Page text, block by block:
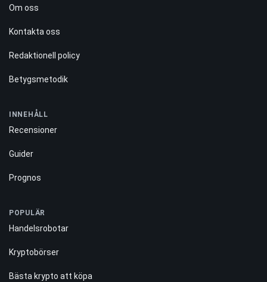
Om oss
Kontakta oss
Redaktionell policy
Betygsmetodik
INNEHÅLL
Recensioner
Guider
Prognos
POPULÄR
Handelsrobotar
Kryptobörser
Bästa krypto att köpa